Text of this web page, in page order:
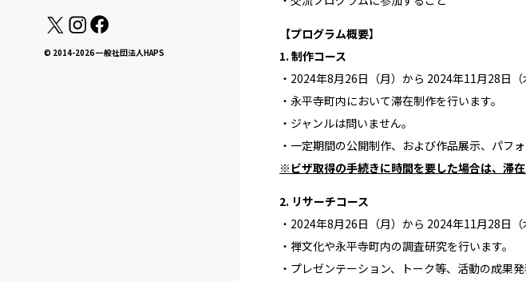
© 2014-2026 一般社団法人HAPS
【プログラム概要】
1. 制作コース
・2024年8⽉26⽇（月）から 2024年11⽉28⽇
・永平寺町内において滞在制作を行います。
・ジャンルは問いません。
・一定期間の公開制作、および作品展示、パフ
※ビザ取得の手続きに時間を要した場合は、滞在
2. リサーチコース
・2024年8⽉26⽇（月）から 2024年11⽉28⽇
・禅文化や永平寺町内の調査研究を行います。
・プレゼンテーション、トーク等、活動の成果発